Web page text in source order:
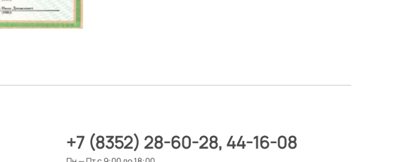
+7 (8352) 28-60-28 44-16-08